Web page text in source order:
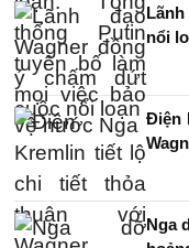
nổi
Điện
Nga